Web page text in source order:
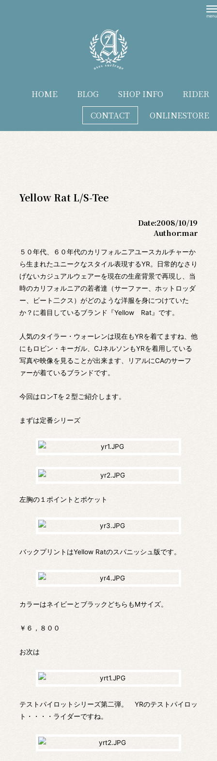
HOME BLOG SHOP INFO
RIDER
CONTACT
ONLINESTORE
Yellow Rat L/S-Tee
Date:2008/10/19
Author:mar
５０年代、６０年代のカリフォルニアユースカルチャーか
ら生まれたユニークなスタイル表現するYR。日常的なさり
げないカジュアルウェアーを現在の生産背景で再現し、当
時のカリフォルニアの若者達（サーファー、ホットロッダ
ー、ビート二クス）がどのような洋服を身につけていた
か？に着目しているブランド『Yellow Rat』です。
人気のタイラー・ウォーレンは現在もYRを着てますね、他
にもロビン・キーガル、CJネルソンもYRを着用している
写真や映像を見ることが出来ます、リアルにCAのサーフ
ァーが着ているブランドです。
今回はロンTを２型ご紹介します。
まずは定番シリーズ
左胸の１ポイントとポケット
バックプリントはYellow Ratのスパニッシュ版です。
カラーはネイビーとブラックどちらもMサイズ。
￥６，８００
お次は
テストパイロットシリーズ第二弾。 YRのテストパイロッ
ト・・・・ライダーですね。